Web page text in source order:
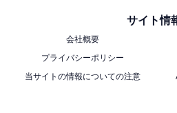
サイト情
会社概要
プライバシーポリシー
当サイトの情報についての注意